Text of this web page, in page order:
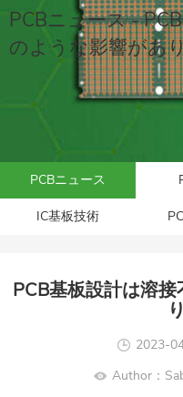
PCBニュース -
のような影響があ
PCBニュース
IC基板技術
PCB基板設計は溶
2023-
Author：